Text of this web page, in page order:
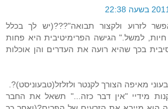
לזרוע ולקצור תבואה"???(יש לך בכלל
חיות, למשל." הגישה הפרימיטיבית היא פחות
בכך שהיא רועה את העדרים והן אוכלות
מאיפה הצורך לקנטר ולזלזל(טבעוניסט)?.
מידיי "אין דבר כזה..." תשאל את החבר